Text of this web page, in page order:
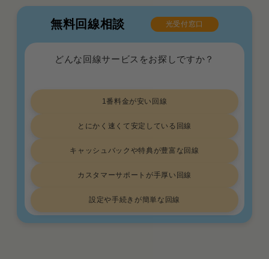
無料回線相談 光受付窓口
どんな回線サービスをお探しですか？
1番料金が安い回線
とにかく速くて安定している回線
キャッシュバックや特典が豊富な回線
カスタマーサポートが手厚い回線
設定や手続きが簡単な回線